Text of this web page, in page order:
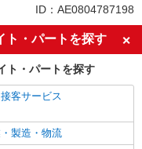
給
休取得実績あり
ID：AE0804787198
ト・パートを探す
ト・パートを探す
客サービス
製造・物流